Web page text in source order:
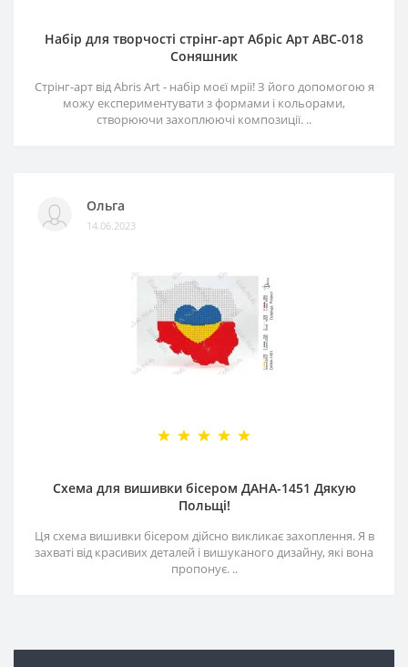
Набір для творчості стрінг-арт Абріс Арт АВС-018
Соняшник
Стрінг-арт від Abris Art - набір моєї мрії! З його допомогою я
можу експериментувати з формами і кольорами,
створюючи захоплюючі композиції. ..
Ольга
14.06.2023
Схема для вишивки бісером ДАНА-1451 Дякую
Польщі!
Ця схема вишивки бісером дійсно викликає захоплення. Я в
захваті від красивих деталей і вишуканого дизайну, які вона
пропонує. ..